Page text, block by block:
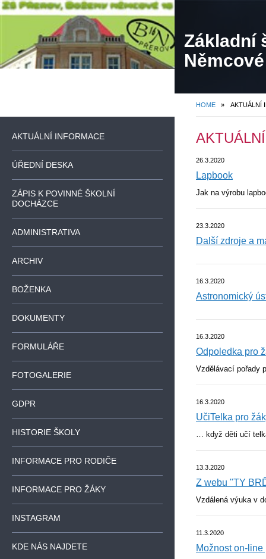
Základní
HOME » AKTUÁLNÍ
AKTUÁLNÍ INFORMACE
ÚŘEDNÍ DESKA
ZÁPIS K POVINNÉ ŠKOLNÍ
DOCHÁZCE
ADMINISTRATIVA
ARCHIV
BOŽENKA
DOKUMENTY
FORMULÁŘE
FOTOGALERIE
GDPR
HISTORIE ŠKOLY
INFORMACE PRO RODIČE
INFORMACE PRO ŽÁKY
INSTAGRAM
KDE NÁS NAJDETE
26.3.2020
Lapbook
Jak na výrobu
23.3.2020
Další zdroje a
16.3.2020
Astronomický
16.3.2020
Odpoledka pro
Vzdělávací pořady
16.3.2020
UčiTelka pro
… když děti učí
13.3.2020
Z webu "TY
Vzdálená výuka v
11.3.2020
Možnost on-